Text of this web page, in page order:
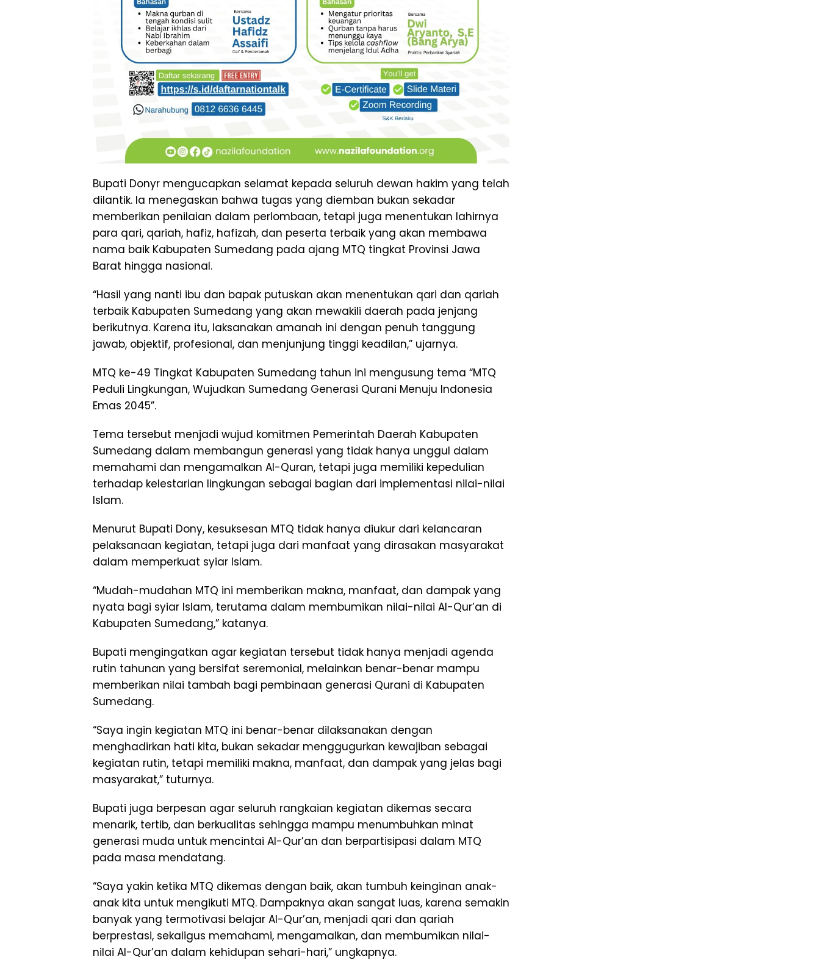
Bupati Donyr mengucapkan selamat kepada seluruh dewan hakim yang telah
dilantik. Ia menegaskan bahwa tugas yang diemban bukan sekadar
memberikan penilaian dalam perlombaan, tetapi juga menentukan lahirnya
para qari, qariah, hafiz, hafizah, dan peserta terbaik yang akan membawa
nama baik Kabupaten Sumedang pada ajang MTQ tingkat Provinsi Jawa
Barat hingga nasional.
“Hasil yang nanti ibu dan bapak putuskan akan menentukan qari dan qariah
terbaik Kabupaten Sumedang yang akan mewakili daerah pada jenjang
berikutnya. Karena itu, laksanakan amanah ini dengan penuh tanggung
jawab, objektif, profesional, dan menjunjung tinggi keadilan,” ujarnya.
MTQ ke-49 Tingkat Kabupaten Sumedang tahun ini mengusung tema “MTQ
Peduli Lingkungan, Wujudkan Sumedang Generasi Qurani Menuju Indonesia
Emas 2045”.
Tema tersebut menjadi wujud komitmen Pemerintah Daerah Kabupaten
Sumedang dalam membangun generasi yang tidak hanya unggul dalam
memahami dan mengamalkan Al-Quran, tetapi juga memiliki kepedulian
terhadap kelestarian lingkungan sebagai bagian dari implementasi nilai-nilai
Islam.
Menurut Bupati Dony, kesuksesan MTQ tidak hanya diukur dari kelancaran
pelaksanaan kegiatan, tetapi juga dari manfaat yang dirasakan masyarakat
dalam memperkuat syiar Islam.
“Mudah-mudahan MTQ ini memberikan makna, manfaat, dan dampak yang
nyata bagi syiar Islam, terutama dalam membumikan nilai-nilai Al-Qur’an di
Kabupaten Sumedang,” katanya.
Bupati mengingatkan agar kegiatan tersebut tidak hanya menjadi agenda
rutin tahunan yang bersifat seremonial, melainkan benar-benar mampu
memberikan nilai tambah bagi pembinaan generasi Qurani di Kabupaten
Sumedang.
“Saya ingin kegiatan MTQ ini benar-benar dilaksanakan dengan
menghadirkan hati kita, bukan sekadar menggugurkan kewajiban sebagai
kegiatan rutin, tetapi memiliki makna, manfaat, dan dampak yang jelas bagi
masyarakat,” tuturnya.
Bupati juga berpesan agar seluruh rangkaian kegiatan dikemas secara
menarik, tertib, dan berkualitas sehingga mampu menumbuhkan minat
generasi muda untuk mencintai Al-Qur’an dan berpartisipasi dalam MTQ
pada masa mendatang.
“Saya yakin ketika MTQ dikemas dengan baik, akan tumbuh keinginan anak-
anak kita untuk mengikuti MTQ. Dampaknya akan sangat luas, karena semakin
banyak yang termotivasi belajar Al-Qur’an, menjadi qari dan qariah
berprestasi, sekaligus memahami, mengamalkan, dan membumikan nilai-
nilai Al-Qur’an dalam kehidupan sehari-hari,” ungkapnya.